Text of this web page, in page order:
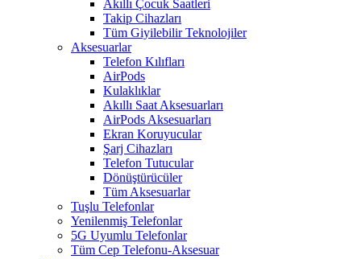
Akıllı Çocuk Saatleri
Takip Cihazları
Tüm Giyilebilir Teknolojiler
Aksesuarlar
Telefon Kılıfları
AirPods
Kulaklıklar
Akıllı Saat Aksesuarları
AirPods Aksesuarları
Ekran Koruyucular
Şarj Cihazları
Telefon Tutucular
Dönüştürücüler
Tüm Aksesuarlar
Tuşlu Telefonlar
Yenilenmiş Telefonlar
5G Uyumlu Telefonlar
Tüm Cep Telefonu-Aksesuar